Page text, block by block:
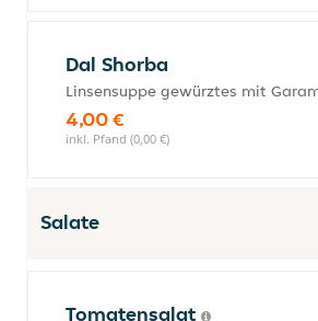
Dal Shorba
Linsensuppe gewürztes mit
4,00 €
inkl. Pfand (0,00 €)
Salate
Tomatensalat